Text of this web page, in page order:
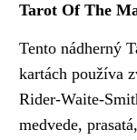
Tarot Of The
Tento nádherný
kartách používa
Rider-Waite-
medvede,